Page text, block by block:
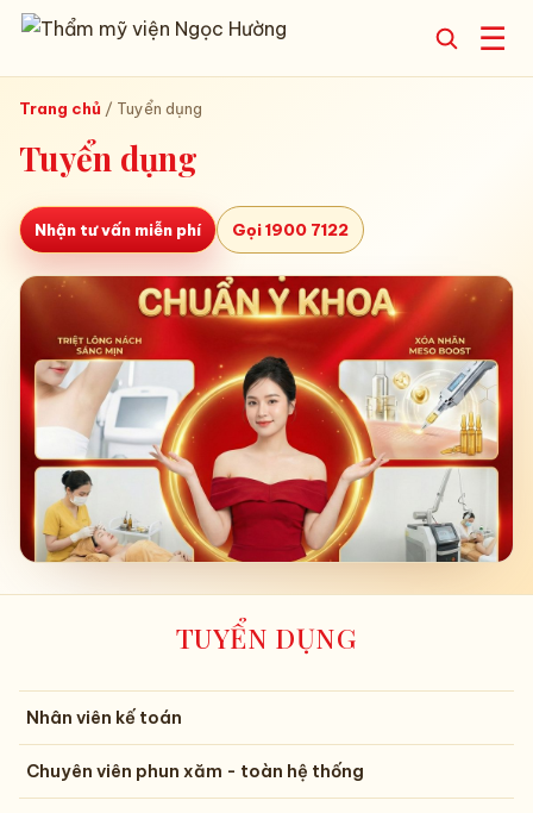
☰
Trang chủ / Tuyển dụng
Tuyển dụng
Nhận tư vấn miễn phí Gọi 1900 7122
TUYỂN DỤNG
Nhân viên kế toán
Chuyên viên phun xăm - toàn hệ thống